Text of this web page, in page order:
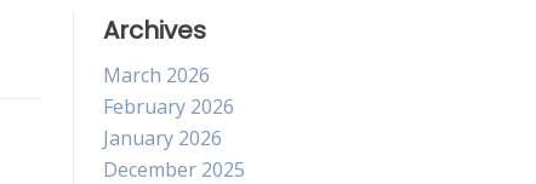
Archives
March 2026
February 2026
January 2026
December 2025